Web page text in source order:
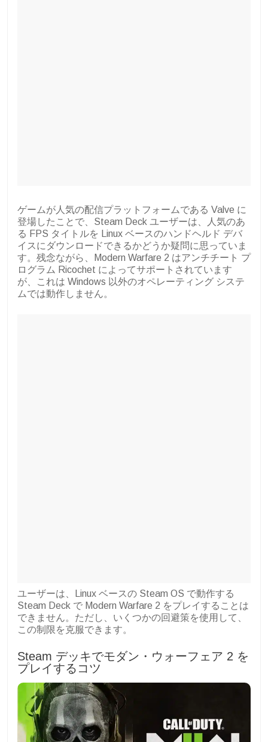
ゲームが人気の配信プラットフォームである Valve に
登場したことで、Steam Deck ユーザーは、人気のあ
る FPS タイトルを Linux ベースのハンドヘルド デバ
イスにダウンロードできるかどうか疑問に思っていま
す。残念ながら、Modern Warfare 2 はアンチチート プ
ログラム Ricochet によってサポートされています
が、これは Windows 以外のオペレーティング システ
ムでは動作しません。
ユーザーは、Linux ベースの Steam OS で動作する
Steam Deck で Modern Warfare 2 をプレイすることは
できません。ただし、いくつかの回避策を使用して、
この制限を克服できます。
Steam デッキでモダン・ウォーフェア 2 を
プレイするコツ